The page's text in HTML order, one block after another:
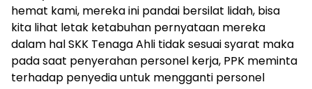
hemat kami, mereka ini pandai bersilat lidah, bisa
kita lihat letak ketabuhan pernyataan mereka
dalam hal SKK Tenaga Ahli tidak sesuai syarat maka
pada saat penyerahan personel kerja, PPK meminta
terhadap penyedia untuk mengganti personel